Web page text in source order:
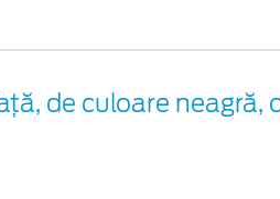
de culoare neagră,